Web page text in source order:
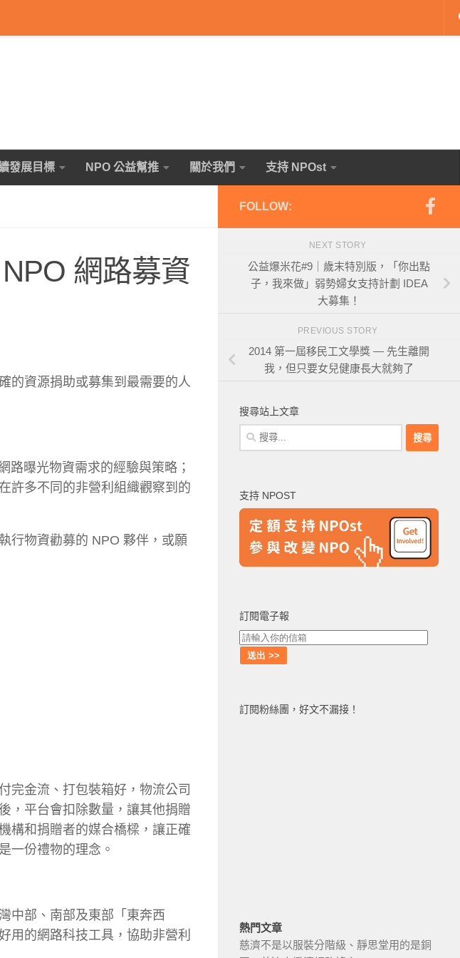
發展目標 NPO 公益幫推 關於我們 支持 NPOst
網路募資
的資源捐助或募集到最需要的人
路曝光物資需求的經驗與策略；
許多不同的非營利組織觀察到的
行物資勸募的 NPO 夥伴，或願
完金流、打包裝箱好，物流公司
，平台會扣除數量，讓其他捐贈
構和捐贈者的媒合橋樑，讓正確
一份禮物的理念。
中部、南部及東部「東奔西
用的網路科技工具，協助非營利
FOLLOW:
NEXT STORY
公益爆米花#9｜歲末特別版，「你出點
子，我來做」弱勢婦女支持計劃 IDEA
大募集！
PREVIOUS STORY
2014 第一屆移民工文學獎 — 先生離開
我，但只要女兒健康長大就夠了
搜尋站上文章
搜
尋
字:
支持 NPOST
訂閱電子報
訂閱粉絲團，好文不漏接！
熱門文章
慈濟不是以服裝分階級、靜思堂用的是銅